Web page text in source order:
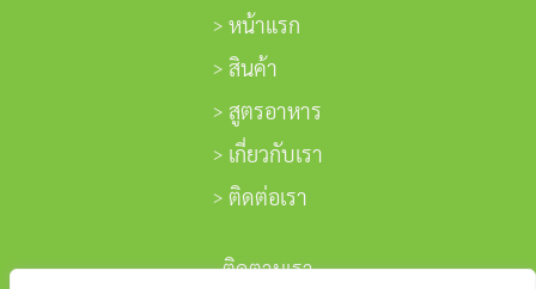
หน้าแรก
สินค้า
สูตรอาหาร
เกี่ยวกับเรา
ติดต่อเรา
ติดตามเรา